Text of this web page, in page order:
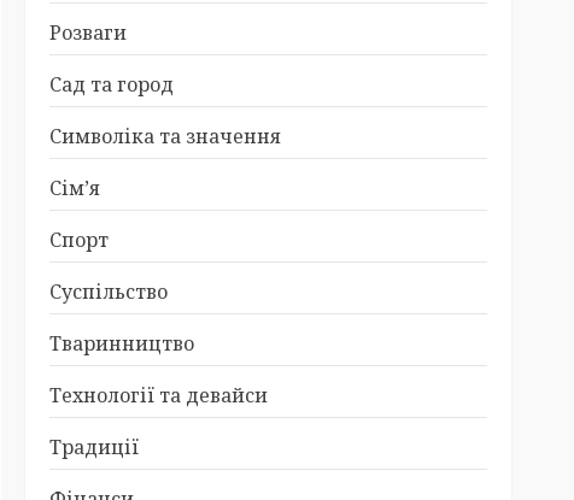
Розваги
Сад та город
Символіка та значення
Сім’я
Спорт
Суспільство
Тваринництво
Технології та девайси
Традиції